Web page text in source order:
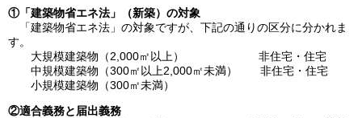
①「建築物省エネ法」（新築）の対象
「建築物省エネ法」の対象ですが、下記の通りの区分に分かれま
す。
大規模建築物（2,000㎡以上） 非住宅・住宅
中規模建築物（300㎡以上2,000㎡未満） 非住宅・住宅
小規模建築物（300㎡未満）
②適合義務と届出義務